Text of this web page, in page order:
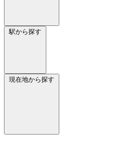
駅から探す
現在地から探す